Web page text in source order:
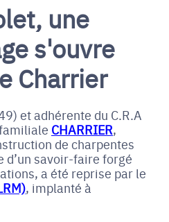
une
s'ouvre
Charrier
et adhérente du C.R.A
CHARRIER,
de charpentes
savoir-faire forgé
a été reprise par le
, implanté à